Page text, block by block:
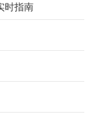
时指南